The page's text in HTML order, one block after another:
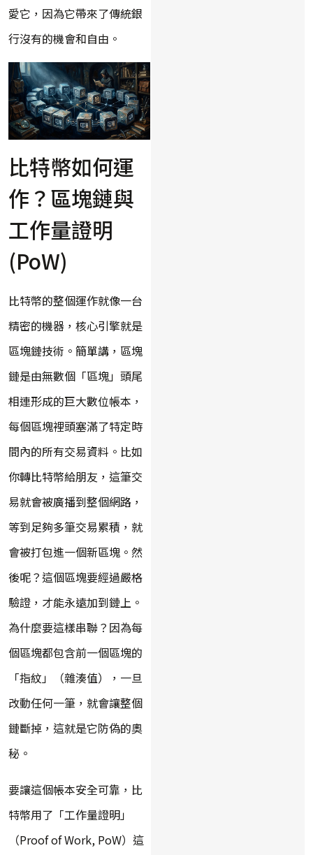
愛它，因為它帶來了傳統銀
行沒有的機會和自由。
比特幣如何運
作？區塊鏈與
工作量證明
(PoW)
比特幣的整個運作就像一台
精密的機器，核心引擎就是
區塊鏈技術。簡單講，區塊
鏈是由無數個「區塊」頭尾
相連形成的巨大數位帳本，
每個區塊裡頭塞滿了特定時
間內的所有交易資料。比如
你轉比特幣給朋友，這筆交
易就會被廣播到整個網路，
等到足夠多筆交易累積，就
會被打包進一個新區塊。然
後呢？這個區塊要經過嚴格
驗證，才能永遠加到鏈上。
為什麼要這樣串聯？因為每
個區塊都包含前一個區塊的
「指紋」（雜湊值），一旦
改動任何一筆，就會讓整個
鏈斷掉，這就是它防偽的奧
秘。
要讓這個帳本安全可靠，比
特幣用了「工作量證明」
（Proof of Work, PoW）這